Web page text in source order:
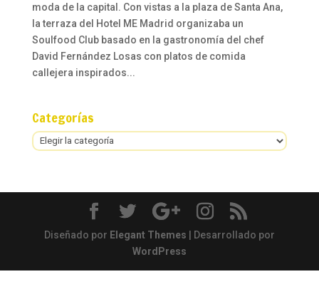
moda de la capital. Con vistas a la plaza de Santa Ana,
la terraza del Hotel ME Madrid organizaba un
Soulfood Club basado en la gastronomía del chef
David Fernández Losas con platos de comida
callejera inspirados...
Categorías
Categorías
Diseñado por Elegant Themes | Desarrollado por
WordPress